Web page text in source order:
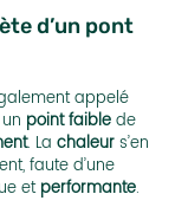
d’un pont
appelé
point faible de
. La chaleur s’en
faute d’une
et performante.